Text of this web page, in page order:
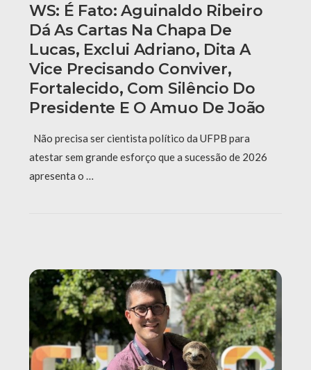
WS: É Fato: Aguinaldo Ribeiro
Dá As Cartas Na Chapa De
Lucas, Exclui Adriano, Dita A
Vice Precisando Conviver,
Fortalecido, Com Silêncio Do
Presidente E O Amuo De João
Não precisa ser cientista político da UFPB para
atestar sem grande esforço que a sucessão de 2026
apresenta o …